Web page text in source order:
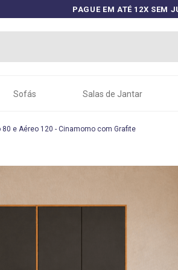
PAGUE EM ATÉ 12X SEM
Sofás Salas de Jantar
e Aéreo 120 - Cinamomo com Grafite